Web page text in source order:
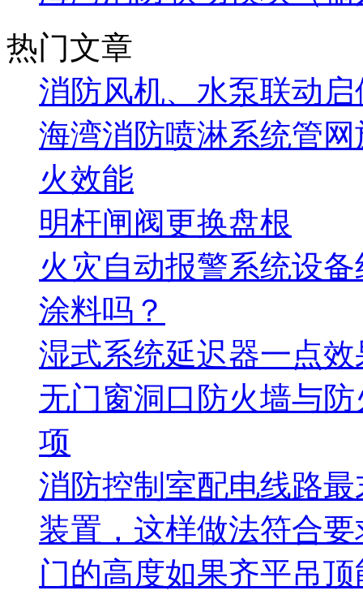
热门文章
消防风机、水泵联动
海湾消防喷淋系统管
火效能
明杆闸阀更换盘根
火灾自动报警系统设
涂料吗？
湿式系统延迟器一点
无门窗洞口防火墙与
项
消防控制室配电线路
装置，这样做法符合
门的高度如果齐平吊